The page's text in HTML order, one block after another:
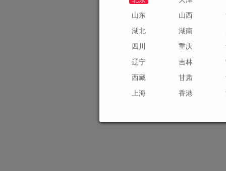
山东
山西
湖北
湖南
四川
重庆
辽宁
吉林
西藏
甘肃
上海
香港